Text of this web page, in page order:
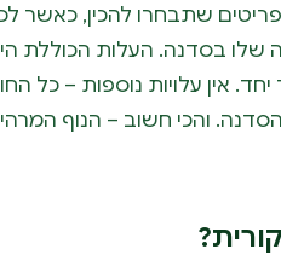
שתבחרו להכין, כאשר
שלו בסדנה. העלות הכוללת
אין עלויות נוספות – כל
והכי חשוב – הנוף